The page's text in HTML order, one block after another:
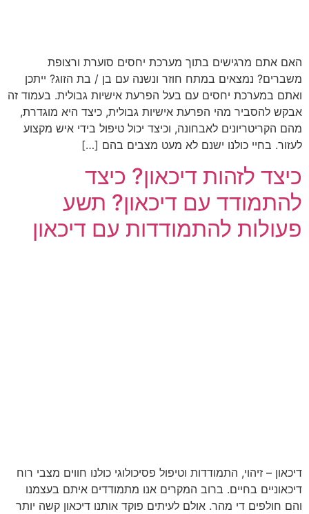
האם אתם מרגישים בתוך מערכת יחסים סוערת ורצופת
משברים? נמצאים במתח חוזר ונשנה עם בן / בת הזוג? ייתכן
ואתם במערכת יחסים עם בעל הפרעת אישיות גבולית. בעמוד זה
אבקש להסביר מהי הפרעת אישיות גבולית, כיצד היא מוגדרת,
מהם הקריטריונים לאבחונה, וכיצד יכול טיפול בידי איש מקצוע
לעזור. בחיי כולנו ישנם לא מעט מצבים בהם […]
כיצד לזהות דיכאון? כיצד
להתמודד עם דיכאון? תשע
פעולות להתמודדות עם דיכאון
דיכאון – זיהוי, התמודדות וטיפול פסיכולוגי כולנו חווים מצבי רוח
דיכאוניים בחיים. ברוב המקרים אנו מתמודדים איתם בעצמנו
והם חולפים די מהר. אולם לעיתים פוקד אותנו דיכאון קשה יותר